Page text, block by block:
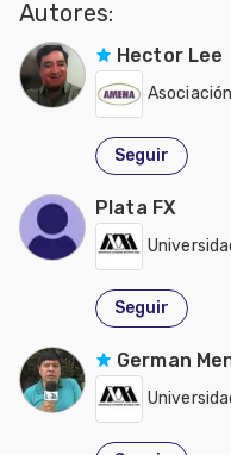
Autores:
Hector Lee
Seguir
Plata FX
Seguir
German